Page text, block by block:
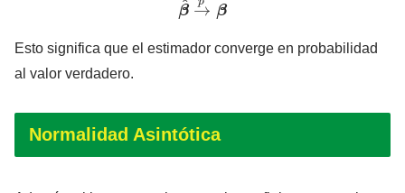
Esto significa que el estimador converge en probabilidad
al valor verdadero.
Normalidad Asintótica